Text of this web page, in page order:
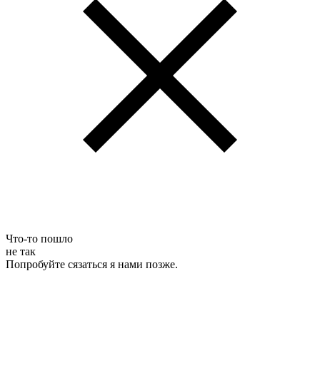
Что-то пошло
не так
Попробуйте сязаться я нами позже.